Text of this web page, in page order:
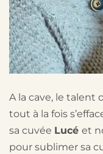
A la cave, le talent
tout à la fois
sa cuvée Lucéet
pour sublimer sa